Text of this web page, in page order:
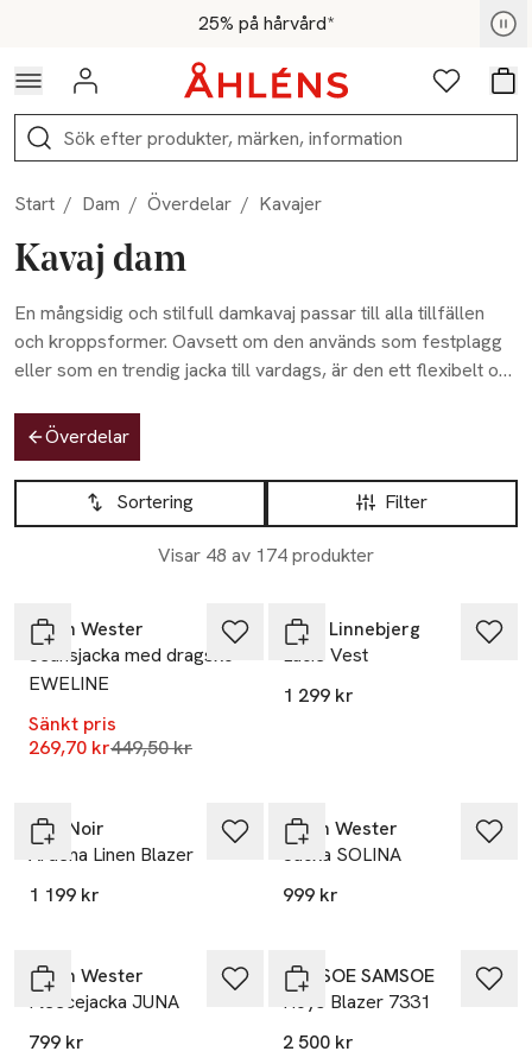
Hoppa till navigationsmenyn25% på hårvård*
För medlemmar - Shoppa nu
Logga in Favoriter
Sök
Start / Dam / Överdelar / Kavajer
Kavaj dam
En mångsidig och stilfull damkavaj passar till alla tillfällen
och kroppsformer. Oavsett om den används som festplagg
eller som en trendig jacka till vardags, är den ett flexibelt och
varierat utbud av kvalitativa kavajer, redo att anpassas för
olika stilar och väderförhållanden. Vi finns här för att hjälpa
dig med ditt kavajköp online eller i våra varuhus.
Hoppa till produktsidan
Överdelar
Hoppa till produktsidan
Filter
Sortering
Visar 48 av 174 produkter
Lista över produkter
Carin Wester
Jeansjacka med dragsko
EWELINE
Sänkt pris
269,70 krLägsta pris 30 dagar
449,50 kr
Sibin Linnebjerg
Lucie Vest
1 299 kr
Neo Noir
Ardena Linen Blazer
1 199 kr
Carin Wester
Jacka SOLINA
999 kr
Carin Wester
Fleecejacka JUNA
799 kr
SAMSOE SAMSOE
Hoys Blazer 7331
2 500 kr